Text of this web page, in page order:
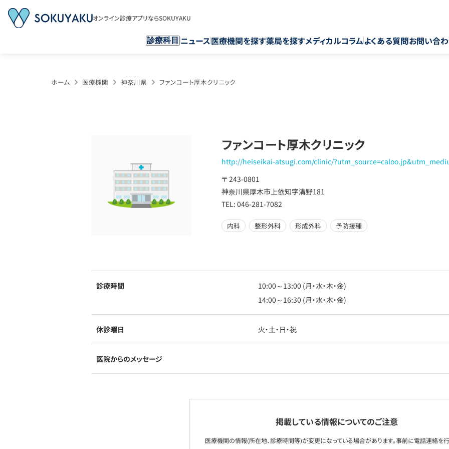
オンライン診療アプリならSOKUYAKU
診療科目 ニュース医療機関を探す薬局を探すメディカルコラムよくある質問お問い合
ホーム 医療機関 神奈川県 ファンコート厚木クリニック
ファンコート厚木クリニック
http://heiseikai-atsugi.com/clinic/
〒 243-0801
神奈川県厚木市上依知字溝野181
TEL: 046-281-7082
内科 整形外科 形成外科 予防接種
診療時間
10:00～13:00 (月・水・木・金)
14:00～16:30 (月・水・木・金)
休診曜日 火・土・日・祝
医院からのメッセージ
掲載している情報についてのご注意
医療機関の情報(所在地、診療時間等)が変更になっている場合があります。事前に電話連絡を